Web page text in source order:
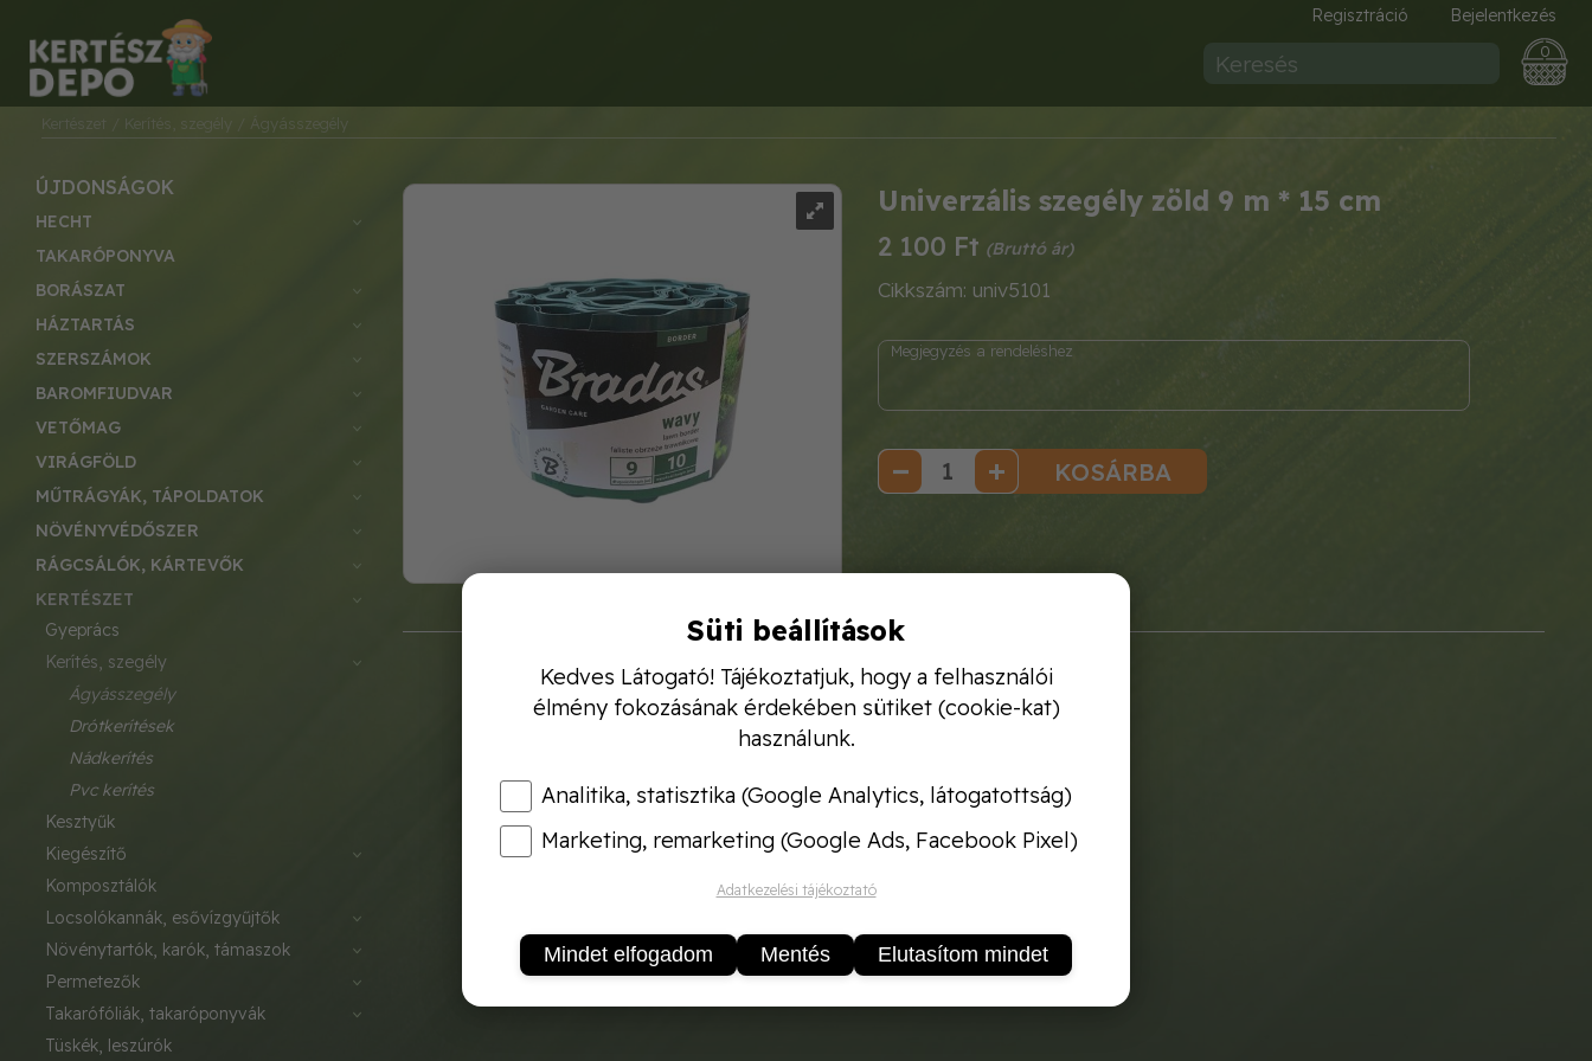
Regisztráció Bejelentkezés
0
Kertészet / Kerítés, szegély / Ágyásszegély
Univerzális szegély zöld 9 m * 15 cm
2 100 Ft
Cikkszám: univ5101
KOSÁRBA
ÚJDONSÁGOK
HECHT
TAKARÓPONYVA
BORÁSZAT
HÁZTARTÁS
SZERSZÁMOK
BAROMFIUDVAR
VETŐMAG
VIRÁGFÖLD
MŰTRÁGYÁK, TÁPOLDATOK
NÖVÉNYVÉDŐSZER
RÁGCSÁLÓK, KÁRTEVŐK
KERTÉSZET
gyeprács
kerítés, szegély
ágyásszegély
drótkerítések
nádkerítés
pvc kerítés
kesztyűk
kiegészítő
komposztálók
locsolókannák, esővízgyűjtők
növénytartók, karók, támaszok
permetezők
takarófóliák, takaróponyvák
tüskék, leszúrók
Süti beállítások
Kedves Látogató! Tájékoztatjuk, hogy a felhasználói
élmény fokozásának érdekében sütiket (cookie-kat)
használunk.
Analitika, statisztika (Google Analytics, látogatottság)
Marketing, remarketing (Google Ads, Facebook Pixel)
Adatkezelési tájékoztató
Mindet elfogadom Mentés Elutasítom mindet